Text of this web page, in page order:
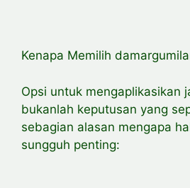
Kenapa Memilih
Opsi untuk mengaplikasikan
bukanlah keputusan yang
sebagian alasan mengapa
sungguh penting: